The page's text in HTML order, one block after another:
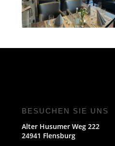
BESUCHEN SIE UNS
Alter Husumer Weg 222
24941 Flensburg